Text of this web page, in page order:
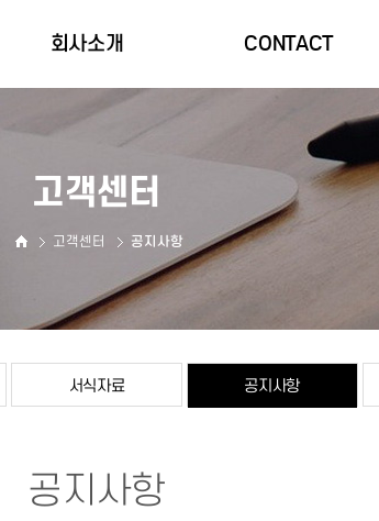
회사소개
윤리경영
CONTACT
서식자료 공지사항
고객센터 공지사항
고객센터
공지사항